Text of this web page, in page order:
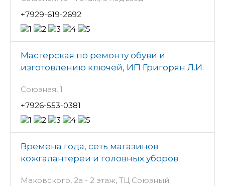
+7929-619-2692
Мастерская по ремонту обуви и
изготовлению ключей, ИП Григорян Л.И.
Союзная, 1
+7926-553-0381
Времена года, сеть магазинов
кожгалантереи и головных уборов
Маковского, 2а - 2 этаж, ТЦ Союзный